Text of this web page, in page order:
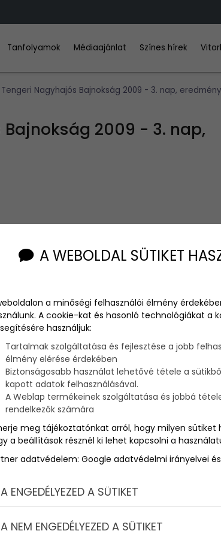
Tanfolyamok Médiaajánlat Színes hírek
Nagyhajós Bajnokság 2009 - 3. nap, eredmény
2009 - 3. nap,
harmadik napján három pályaversenyt
térségében. A reggeli 17 csomós szél
után, összetettben a Bavaria 42 M hajóosztályban
A Bavaria 47 C osztályban Pallay Tibor és
Csaba a Pureco Sailing Team-el van az első
T. az éllovas. Az utánpótlás mezőnyben, a Sun
kormányossal.
- 3. nap,
kormányossal; valamint a kilencszeres
Ekkor még Kelemen Tamás az Adriatic Challenge
A WEBOLDAL SÜTIKET
a minőségi felhasználói élmény
A cookie-kat és hasonló technológiákat a
használjuk:
Tartalmak szolgáltatása és fejlesztése a jobb
élmény elérése érdekében
Biztonságosabb használat lehetővé tétele a
kapott adatok felhasználásával.
A Weblap termékeinek szolgáltatása és jobbá
rendelkezők számára
meg tájékoztatónkat arról, hogy milyen sütiket
a beállítások résznél ki lehet kapcsolni a
adatvédelem: Google adatvédelmi irányelvei
ENGEDÉLYEZED A SÜTIKET
NEM ENGEDÉLYEZED A SÜTIKET